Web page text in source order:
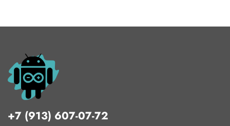
+7 (913) 607-07-72